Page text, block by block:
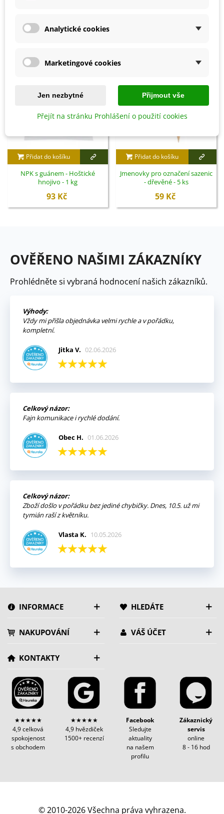
Přidat do košíku
NPK s guánem - Hoštické
hnojivo - 1 kg
93 Kč
Přidat do košíku
Jmenovky pro označení sazenic
- dřevěné - 5 ks
59 Kč
OVĚŘENO NAŠIMI ZÁKAZNÍKY
Prohlédněte si vybraná hodnocení našich zákazníků.
Výhody:
Vždy mi přišla objednávka velmi rychle a v pořádku,
kompletní.
Jitka V. 02.06.2026
Celkový názor:
Fajn komunikace i rychlé dodání.
Obec H. 01.06.2026
Celkový názor:
Zboží došlo v pořádku bez jediné chybičky. Dnes, 10.5. už mi
tymián raší z květníku.
Vlasta K. 10.05.2026
INFORMACE HLEDÁTE
NAKUPOVÁNÍ VÁŠ ÚČET
KONTAKTY
★★★★★
4,9 celková
spokojenost
s obchodem
★★★★★
4,9 hvězdiček
1500+ recenzí
Facebook
Sledujte
aktuality
na našem
profilu
Zákaznický
servis
online
8 - 16 hod
© 2010-2026 Všechna práva vyhrazena.
Analytické cookies
Marketingové cookies
Jen nezbytné Přijmout vše
Přejít na stránku Prohlášení o použití cookies